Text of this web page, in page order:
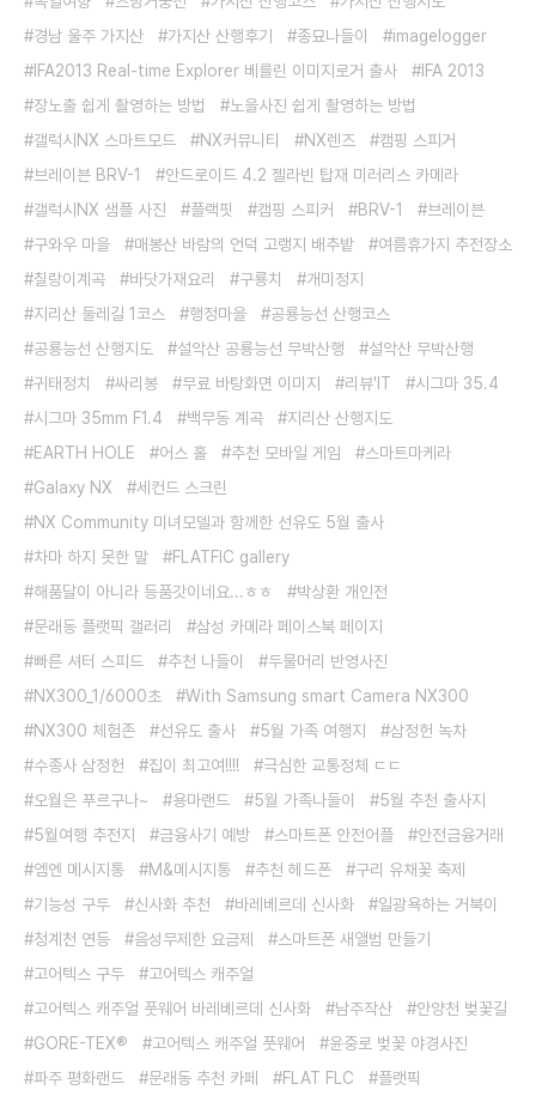
경남 울주 가지산
가지산 산행후기 종묘나들이
imagelogger
IFA2013 Real-time Explorer 베를린 이미지로거 출사
IFA 2013
장노출 쉽게 촬영하는 방법
노을사진 쉽게 촬영하는 방법
갤럭시NX 스마트모드
NX커뮤니티 NX렌즈
캠핑 스피거
브레이븐 BRV-1
안드로이드 4.2 젤라빈 탑재 미러리스 카메라
갤럭시NX 샘플 사진
플랙핏 캠핑 스피커 BRV-1
브레이븐
구와우 마을
매봉산 바람의 언덕 고랭지 배추밭
여름휴가지 추전장소
칠랑이계곡
바닷가재요리 구룡치
개미정지
지리산 둘레길 1코스
행정마을
공룡능선 산행코스
공룡능선 산행지도
설악산 공룡능선 무박산행
설악산 무박산행
귀태정치
싸리봉 무료 바탕화면 이미지 리뷰'IT
시그마 35.4
시그마 35mm F1.4
백무동 계곡
지리산 산행지도
EARTH HOLE
어스 홀 추천 모바일 게임
스마트마케라
Galaxy NX
세컨드 스크린
NX Community 미녀모델과 함께한 선유도 5월 출사
차마 하지 못한 말
FLATFIC gallery
해품달이 아니라 등품갓이네요...ㅎㅎ
박상환 개인전
문래동 플랫픽 갤러리
삼성 카메라 페이스북 페이지
빠른 셔터 스피드
추천 나들이
두물머리 반영사진
NX300_1/6000초
With Samsung smart Camera NX300
NX300 체험존
선유도 출사 5월 가족 여행지
삼정헌 녹차
수종사 삼정헌
집이 최고여!!!!
극심한 교통정체 ㄷㄷ
오월은 푸르구나~
용마랜드 5월 가족나들이
5월 추천 출사지
5월여행 추전지
금융사기 예방 스마트폰 안전어플
안전금융거래
엠엔 메시지통
M&메시지통 추천 헤드폰
구리 유채꽃 축제
기능성 구두
신사화 추천 바레베르데 신사화
일광욕하는 거북이
청계천 연등
음성무제한 요금제
스마트폰 새앨범 만들기
고어텍스 구두
고어텍스 캐주얼
고어텍스 캐주얼 풋웨어 바레베르데 신사화
남주작산
안양천 벚꽃길
GORE-TEX®
고어텍스 캐주얼 풋웨어
윤중로 벚꽃 야경사진
파주 평화랜드
문래동 추천 카페 FLAT FLC
플랫픽